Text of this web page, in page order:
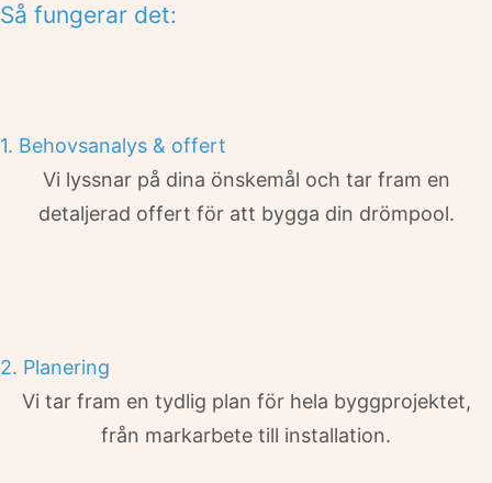
Så fungerar det:
1. Behovsanalys & offert
Vi lyssnar på dina önskemål och tar fram en
detaljerad offert för att bygga din drömpool.
2. Planering
Vi tar fram en tydlig plan för hela byggprojektet,
från markarbete till installation.